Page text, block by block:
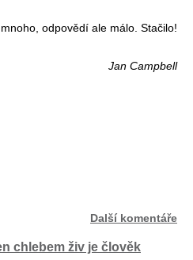
odpovědí ale málo. Stačilo!
Jan Campbell
Další komentáře
chlebem živ je člověk